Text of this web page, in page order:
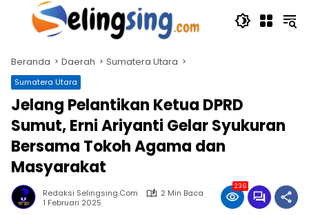
Langsung
Beranda Daerah Sumatera Utara
Sumatera Utara
Jelang Pelantikan Ketua DPRD
Sumut, Erni Ariyanti Gelar Syukuran
Bersama Tokoh Agama dan
Masyarakat
Redaksi Selingsing.com
2 Min Baca
1 Februari 2025
236